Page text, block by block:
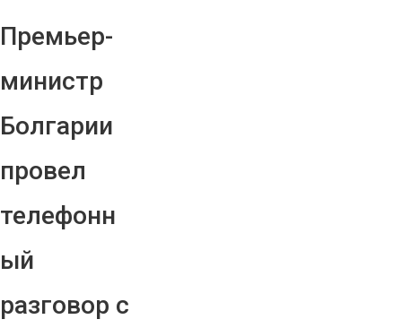
Премьер-
министр
Болгарии
провел
телефонн
ый
разговор с